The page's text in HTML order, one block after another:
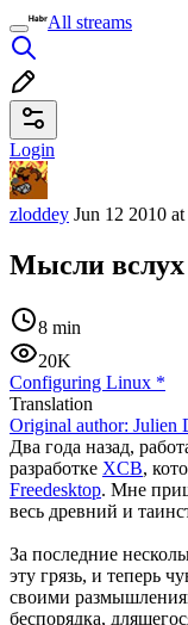
All streams
Login
zloddey Jun 12 2010
Мысли вслух
8 min
20K
Configuring Linux *
Translation
Original author: Julien
Два года назад,
разработке XCB,
Freedesktop. Мне
весь древний и
За последние
эту грязь, и теперь
своими
беспорядка,